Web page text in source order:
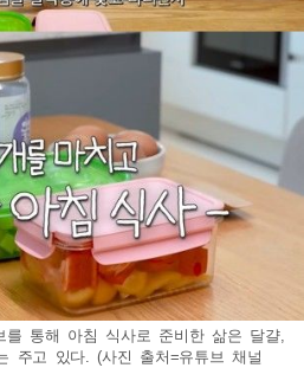
를 통해 아침 식사로 준비한 삶은 달걀,
주고 있다. (사진 출처=유튜브 채널